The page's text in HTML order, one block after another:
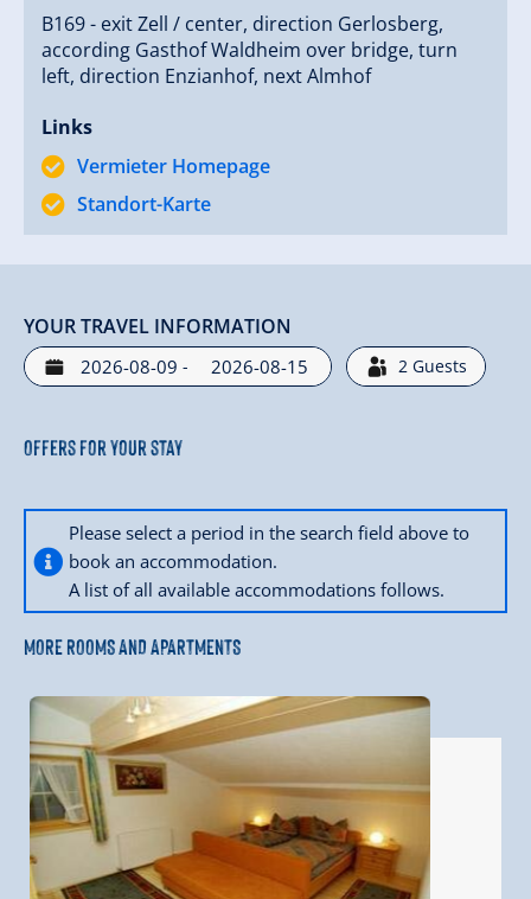
B169 - exit Zell / center, direction Gerlosberg,
according Gasthof Waldheim over bridge, turn
left, direction Enzianhof, next Almhof
Links
Vermieter Homepage
Standort-Karte
YOUR TRAVEL INFORMATION
- 2 Guests
Offers for your stay
Please select a period in the search field above to
book an accommodation.
A list of all available accommodations follows.
MORE ROOMS AND APARTMENTS